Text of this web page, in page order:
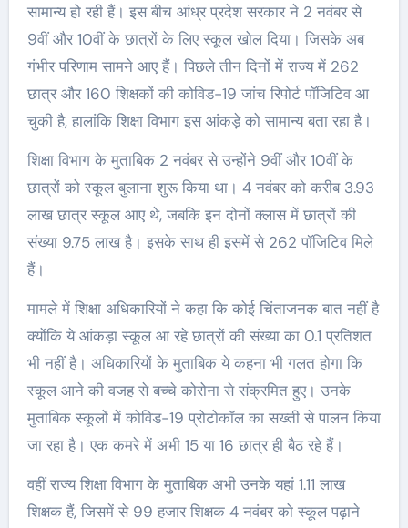
सामान्य हो रही हैं। इस बीच आंध्र प्रदेश सरकार ने 2 नवंबर से
9वीं और 10वीं के छात्रों के लिए स्कूल खोल दिया। जिसके अब
गंभीर परिणाम सामने आए हैं। पिछले तीन दिनों में राज्य में 262
छात्र और 160 शिक्षकों की कोविड-19 जांच रिपोर्ट पॉजिटिव आ
चुकी है, हालांकि शिक्षा विभाग इस आंकड़े को सामान्य बता रहा है।
शिक्षा विभाग के मुताबिक 2 नवंबर से उन्होंने 9वीं और 10वीं के
छात्रों को स्कूल बुलाना शुरू किया था। 4 नवंबर को करीब 3.93
लाख छात्र स्कूल आए थे, जबकि इन दोनों क्लास में छात्रों की
संख्या 9.75 लाख है। इसके साथ ही इसमें से 262 पॉजिटिव मिले
हैं।
मामले में शिक्षा अधिकारियों ने कहा कि कोई चिंताजनक बात नहीं है
क्योंकि ये आंकड़ा स्कूल आ रहे छात्रों की संख्या का 0.1 प्रतिशत
भी नहीं है। अधिकारियों के मुताबिक ये कहना भी गलत होगा कि
स्कूल आने की वजह से बच्चे कोरोना से संक्रमित हुए। उनके
मुताबिक स्कूलों में कोविड-19 प्रोटोकॉल का सख्ती से पालन किया
जा रहा है। एक कमरे में अभी 15 या 16 छात्र ही बैठ रहे हैं।
वहीं राज्य शिक्षा विभाग के मुताबिक अभी उनके यहां 1.11 लाख
शिक्षक हैं, जिसमें से 99 हजार शिक्षक 4 नवंबर को स्कूल पढ़ाने